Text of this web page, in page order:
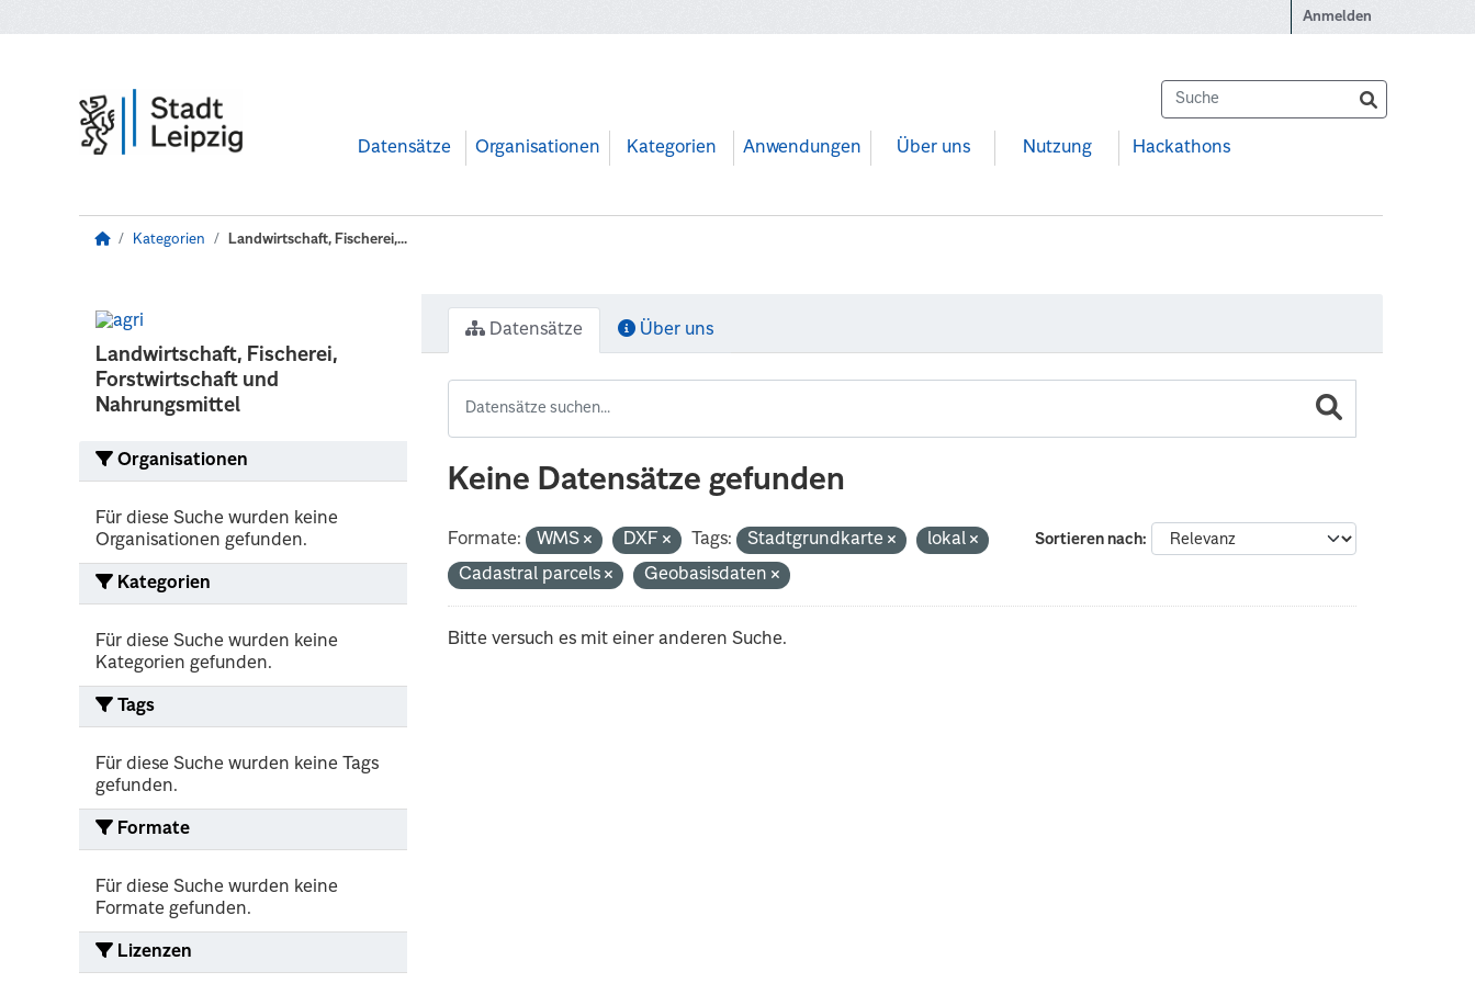
Anmelden
Datensätze Organisationen Kategorien Anwendungen Über uns Nutzung Hackathons
Kategorien Landwirtschaft, Fischerei,...
Landwirtschaft, Fischerei,
Forstwirtschaft und
Nahrungsmittel
Organisationen
Für diese Suche wurden keine
Organisationen gefunden.
Kategorien
Für diese Suche wurden keine
Kategorien gefunden.
Tags
Für diese Suche wurden keine Tags
gefunden.
Formate
Für diese Suche wurden keine
Formate gefunden.
Lizenzen
Datensätze Über uns
Keine Datensätze gefunden
Sortieren nach
Formate: WMS DXF Tags: Stadtgrundkarte
lokal
Cadastral parcels
Geobasisdaten
Bitte versuch es mit einer anderen Suche.